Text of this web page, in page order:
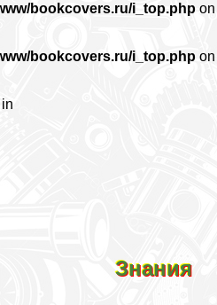
bookcovers.ru/i_top.php on
bookcovers.ru/i_top.php on
Знания